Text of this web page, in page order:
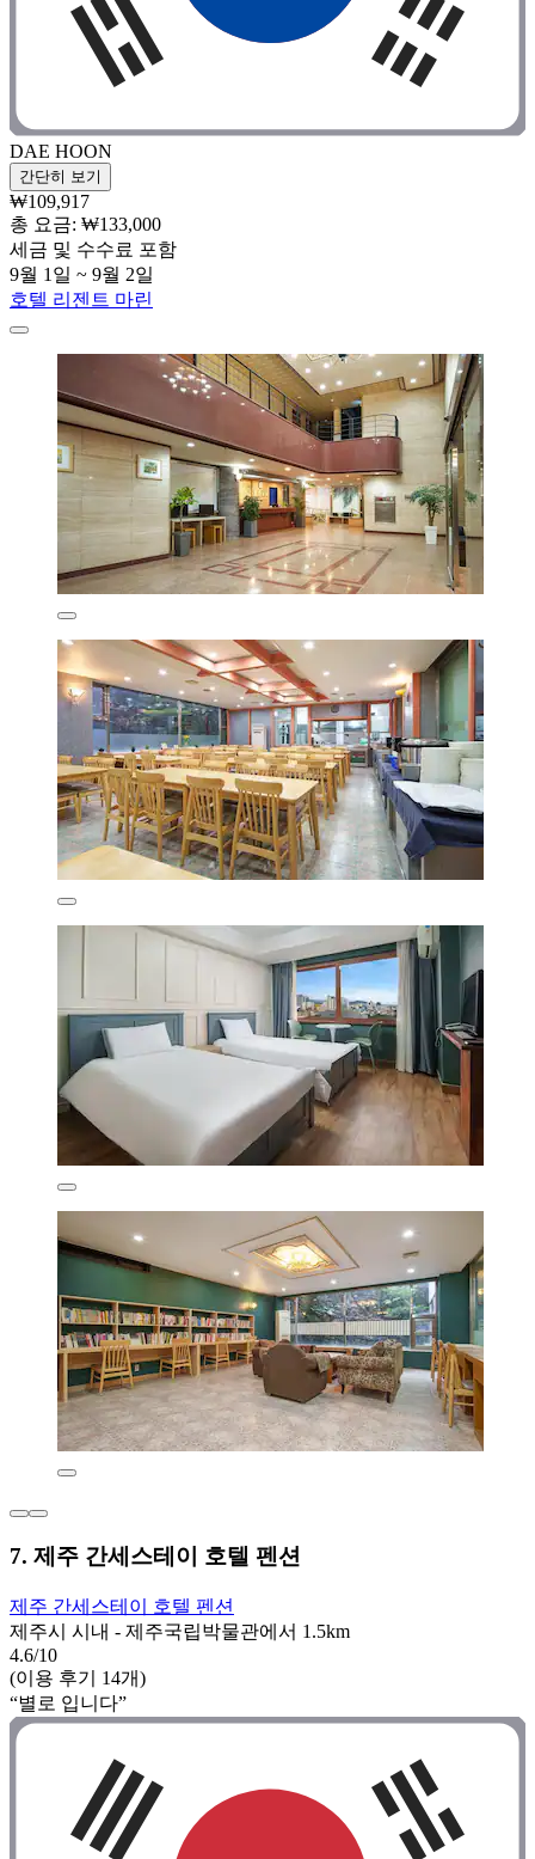
DAE HOON
간단히 보기
₩109,917
총 요금: ₩133,000
세금 및 수수료 포함
9월 1일 ~ 9월 2일
호텔 리젠트 마린
7. 제주 간세스테이 호텔 펜션
제주 간세스테이 호텔 펜션
제주시 시내 - 제주국립박물관에서 1.5km
4.6/10
(이용 후기 14개)
“별로 입니다”